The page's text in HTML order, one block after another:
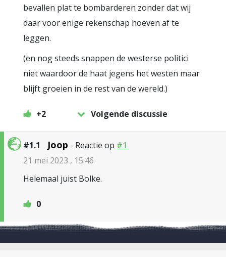
bevallen plat te bombarderen zonder dat wij
daar voor enige rekenschap hoeven af te
leggen.
(en nog steeds snappen de westerse politici
niet waardoor de haat jegens het westen maar
blijft groeien in de rest van de wereld.)
+2 Volgende discussie
#1.1 Joop - Reactie op #1
21 mei 2023 , 15:46
Helemaal juist Bolke.
0